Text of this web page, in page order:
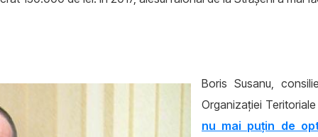
Boris Susanu,
Organizației
nu mai puțin de